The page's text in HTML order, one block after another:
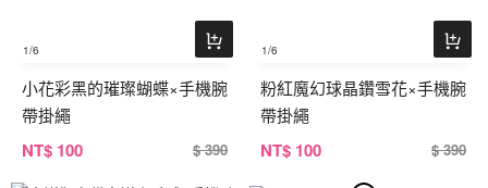
1/6
小花彩黑的璀璨蝴蝶×手機腕
帶掛繩
NT$ 100 $ 390
1/6
粉紅魔幻球晶鑽雪花×手機腕
帶掛繩
NT$ 100 $ 390